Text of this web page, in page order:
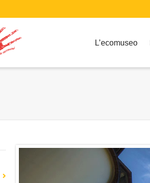
L’ecomuseo